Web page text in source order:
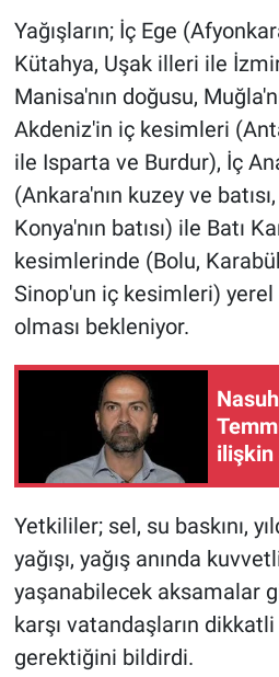
Yağışların; İç Ege
Kütahya, Uşak illeri ile
Manisa'nın doğusu,
Akdeniz'in iç kesimleri
ile Isparta ve Burdur), İç
(Ankara'nın kuzey ve
Konya'nın batısı) ile Batı
kesimlerinde (Bolu,
Sinop'un iç kesimleri)
olması bekleniyor.
ilişkin
hapis
Yetkililer; sel, su baskını,
yağışı, yağış anında
yaşanabilecek aksamalar
karşı vatandaşların
gerektiğini bildirdi.